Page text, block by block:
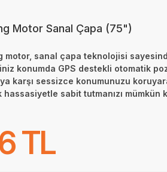
Motor Sanal Çapa (75")
motor, sanal çapa teknolojisi
konumda GPS destekli otomatik
karşı sessizce konumunuzu
sabit tutmanızı mümkün
TL